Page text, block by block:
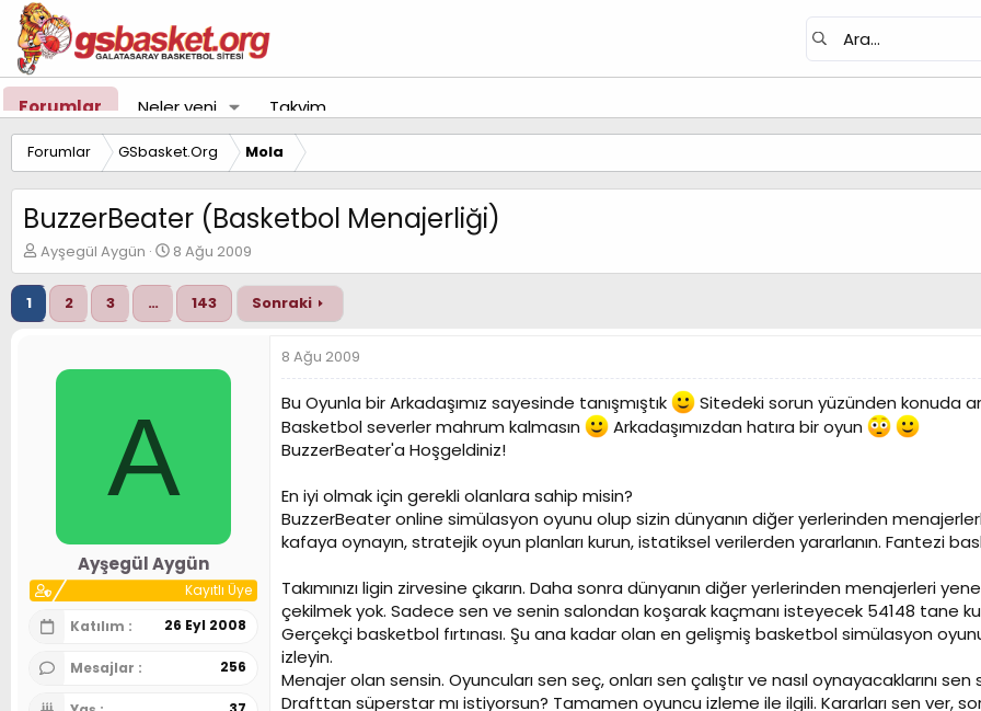
Forumlar Neler yeni Takvim
Forumlar GSbasket.Org Mola
BuzzerBeater (Basketbol Menajerliği)
K
o
n
u
y
Ayşegül Aygün
B
a
ş
g
i
8 Ağu 2009
1 2 3 … 143 Sonraki
A
Ayşegül Aygün
Kayıtlı Üye
Katılım
26 Eyl 2008
Mesajlar 256
8 Ağu 2009
Bu Oyunla bir Arkadaşımız sayesinde tanışmıştık
Sitedeki sorun yüzünden konuda
Basketbol severler mahrum kalmasın
Arkadaşımızdan hatıra bir oyun
BuzzerBeater'a Hoşgeldiniz!
En iyi olmak için gerekli olanlara sahip misin?
BuzzerBeater online simülasyon oyunu olup sizin dünyanın diğer yerlerinden
kafaya oynayın, stratejik oyun planları kurun, istatiksel verilerden yararlanın. Fantezi
Takımınızı ligin zirvesine çıkarın. Daha sonra dünyanın diğer yerlerinden menajerleri
çekilmek yok. Sadece sen ve senin salondan koşarak kaçmanı isteyecek 54148 tane
Gerçekçi basketbol fırtınası. Şu ana kadar olan en gelişmiş basketbol simülasyon
izleyin.
Menajer olan sensin. Oyuncuları sen seç, onları sen çalıştır ve nasıl oynayacaklarını
Drafttan süperstar mı istiyorsun? Tamamen oyuncu izleme ile ilgili. Kararları sen ver,